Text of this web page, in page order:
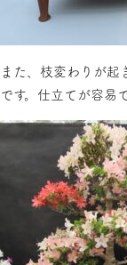
また、枝変わりが
です。仕立てが容易